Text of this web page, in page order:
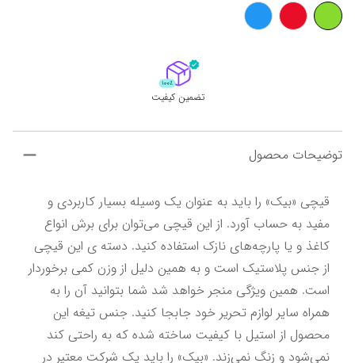
تضمین کیفیت
توضیحات محصول